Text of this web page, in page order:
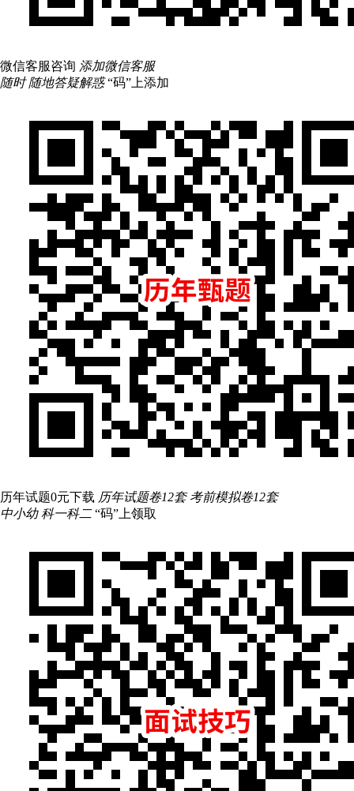
微信客服咨询 添加微信客服
随时 随地答疑解惑 “码”上添加
历年试题0元下载 历年试题卷12套 考前模拟卷12套
中小幼 科一科二 “码”上领取